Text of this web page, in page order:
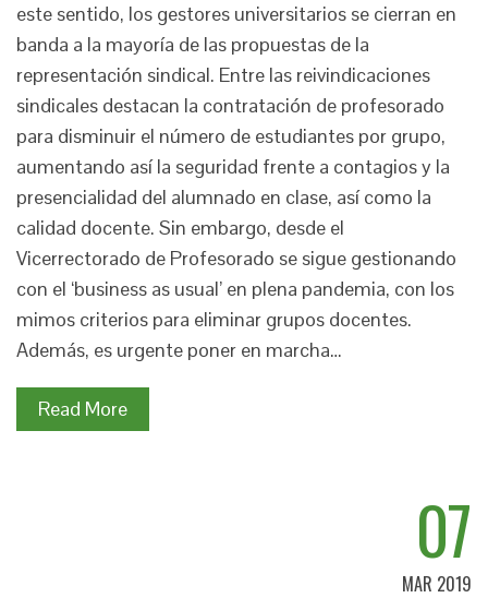
este sentido, los gestores universitarios se cierran en
banda a la mayoría de las propuestas de la
representación sindical. Entre las reivindicaciones
sindicales destacan la contratación de profesorado
para disminuir el número de estudiantes por grupo,
aumentando así la seguridad frente a contagios y la
presencialidad del alumnado en clase, así como la
calidad docente. Sin embargo, desde el
Vicerrectorado de Profesorado se sigue gestionando
con el ‘business as usual’ en plena pandemia, con los
mimos criterios para eliminar grupos docentes.
Además, es urgente poner en marcha…
Read More
07
MAR 2019